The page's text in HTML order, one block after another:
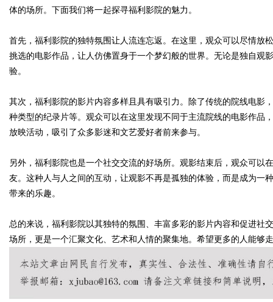
体的场所。下面我们将一起探寻福利影院的魅力。
首先，福利影院的独特氛围让人流连忘返。在这里，观众可以尽情放
挑选的电影作品，让人仿佛置身于一个梦幻般的世界。无论是独自观
验。
其次，福利影院的影片内容多样且具有吸引力。除了传统的院线电影
种类型的纪录片等。观众可以在这里发现不同于主流院线的电影作品
放映活动，吸引了众多影迷和文艺爱好者前来参与。
另外，福利影院也是一个社交交流的好场所。观影结束后，观众可以
友。这种人与人之间的互动，让观影不再是孤独的体验，而是成为一
带来的乐趣。
总的来说，福利影院以其独特的氛围、丰富多彩的影片内容和促进社
场所，更是一个汇聚文化、艺术和人情的聚集地。希望更多的人能够